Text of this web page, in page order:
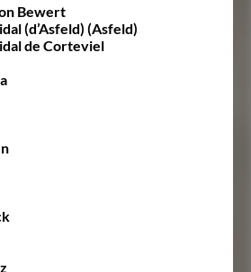
Bewert
(d’Asfeld) (Asfeld)
de Corteviel